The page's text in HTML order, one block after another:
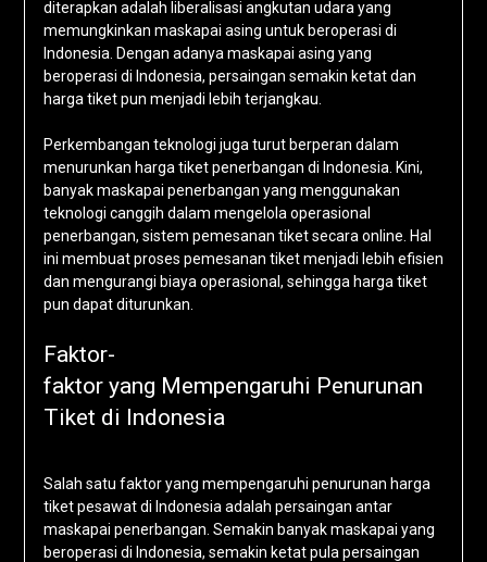
diterapkan adalah liberalisasi angkutan udara yang
memungkinkan maskapai asing untuk beroperasi di
Indonesia. Dengan adanya maskapai asing yang
beroperasi di Indonesia, persaingan semakin ketat dan
harga tiket pun menjadi lebih terjangkau.
Perkembangan teknologi juga turut berperan dalam
menurunkan harga tiket penerbangan di Indonesia. Kini,
banyak maskapai penerbangan yang menggunakan
teknologi canggih dalam mengelola operasional
penerbangan, sistem pemesanan tiket secara online. Hal
ini membuat proses pemesanan tiket menjadi lebih efisien
dan mengurangi biaya operasional, sehingga harga tiket
pun dapat diturunkan.
Faktor-
faktor yang Mempengaruhi Penurunan
Tiket di Indonesia
Salah satu faktor yang mempengaruhi penurunan harga
tiket pesawat di Indonesia adalah persaingan antar
maskapai penerbangan. Semakin banyak maskapai yang
beroperasi di Indonesia, semakin ketat pula persaingan